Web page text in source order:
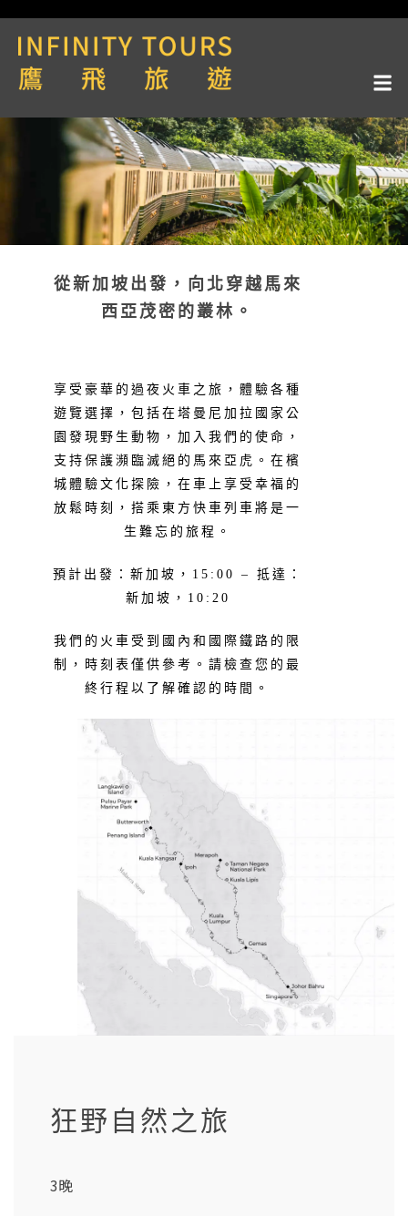
從新加坡出發，向北穿越馬來
西亞茂密的叢林。
享受豪華的過夜火車之旅，體驗各種
遊覽選擇，包括在塔曼尼加拉國家公
園發現野生動物，加入我們的使命，
支持保護瀕臨滅絕的馬來亞虎。在檳
城體驗文化探險，在車上享受幸福的
放鬆時刻，搭乘東方快車列車將是一
生難忘的旅程。
預計出發：新加坡，15:00 – 抵達：
新加坡，10:20
我們的火車受到國內和國際鐵路的限
制，時刻表僅供參考。請檢查您的最
終行程以了解確認的時間。
狂野自然之旅
3晚